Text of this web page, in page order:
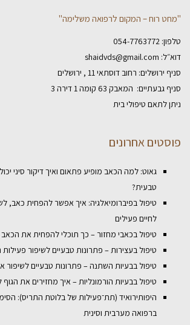
"מחט רוח – המקום לרפואה משלימה"
טלפון: 054-7763772
דוא״ל: shaidvds@gmail.com
סניף ירושלים: רחוב דוסתאי 11 , ירושלים
סניף גבעתיים: המאבק 63 קומה 1 דירה 3
ניתן לתאם טיפולי בית
פוסטים אחרונים
גאוט: למה הכאב מופיע פתאום ואיך דיקור סיני
טבעית?
טיפול בפיברומיאלגיה: איך אפשר להפחית כאב,
לחיים פעילים
טיפול בכאבי מחזור – כך תוכלי להפחית את הכאב
טיפול בעצירות – פתרונות טבעיים לשיפור פעילות
טיפול בבעיות השתנה – פתרונות טבעיים לשיפור
טיפול בבעיות הורמונליות – איך מחזירים את הגוף
היפותירואיד (תת־פעילות של בלוטת התריס):
ברפואה מערבית וסינית